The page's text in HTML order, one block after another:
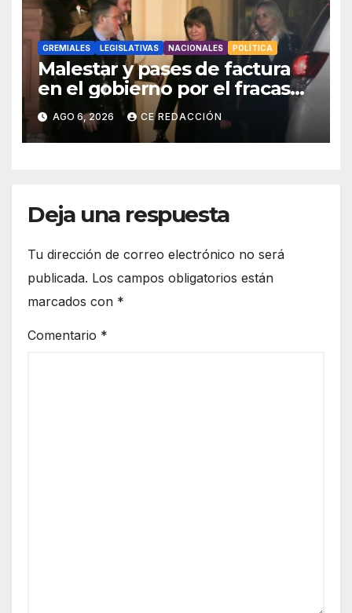
GREMIALES LEGISLATIVAS NACIONALES POLÍTICA
Malestar y pases de factura
en el gobierno por el fracaso
con la ley de Tierras –
Movilizaciones y protestas
escalonadas
AGO 6, 2026 CE REDACCIÓN
Deja una respuesta
Tu dirección de correo electrónico no será
publicada. Los campos obligatorios están
marcados con *
Comentario *